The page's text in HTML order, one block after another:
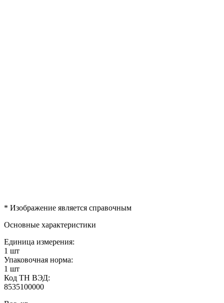
* Изображение является справочным
Основные характеристики
Единица измерения:
1 шт
Упаковочная норма:
1 шт
Код ТН ВЭД:
8535100000